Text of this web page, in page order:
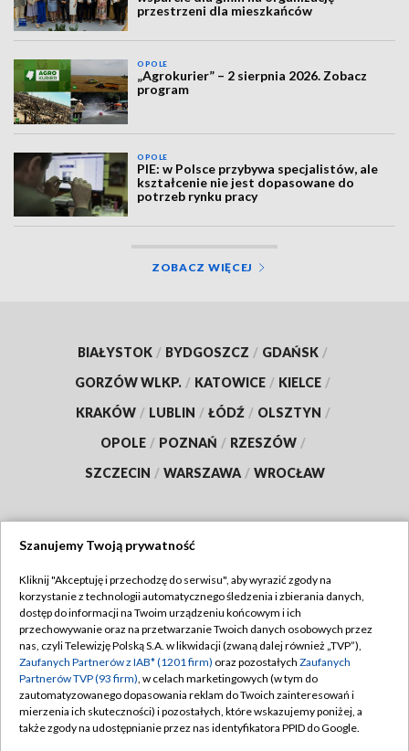
przestrzeni dla mieszkańców
OPOLE
„Agrokurier” – 2 sierpnia 2026. Zobacz
program
OPOLE
PIE: w Polsce przybywa specjalistów, ale
kształcenie nie jest dopasowane do
potrzeb rynku pracy
ZOBACZ WIĘCEJ
BIAŁYSTOK / BYDGOSZCZ / GDAŃSK /
GORZÓW WLKP. / KATOWICE / KIELCE /
KRAKÓW / LUBLIN / ŁÓDŹ / OLSZTYN /
OPOLE / POZNAŃ / RZESZÓW /
SZCZECIN / WARSZAWA / WROCŁAW
TVP
Abonament TVP
Emisja w TVP
Centrum informacji TVP
Naziemna Telewizja Cyfrowa
Regulamin TVP
Polityka prywatności
Moje zgody
Pomoc
Szanujemy Twoją prywatność
Kliknij "Akceptuję i przechodzę do serwisu", aby wyrazić zgody na
korzystanie z technologii automatycznego śledzenia i zbierania danych,
dostęp do informacji na Twoim urządzeniu końcowym i ich
przechowywanie oraz na przetwarzanie Twoich danych osobowych przez
nas, czyli Telewizję Polską S.A. w likwidacji (zwaną dalej również „TVP”),
Zaufanych Partnerów z IAB* (1201 firm) oraz pozostałych Zaufanych
Partnerów TVP (93 firm), w celach marketingowych (w tym do
zautomatyzowanego dopasowania reklam do Twoich zainteresowań i
mierzenia ich skuteczności) i pozostałych, które wskazujemy poniżej, a
także zgody na udostępnianie przez nas identyfikatora PPID do Google.